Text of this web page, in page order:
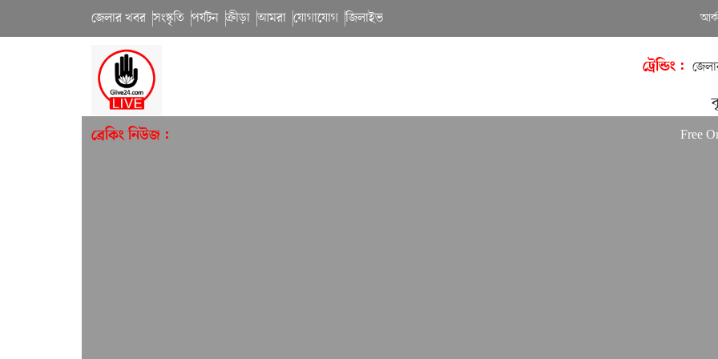
জেলার খবর সংস্কৃতি পর্যটন ক্রীড়া আমরা যোগাযোগ জিলাইভ
ট্রেন্ডিং :
ব্রেকিং নিউজ : Free